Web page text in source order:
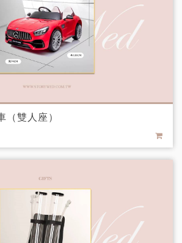
（雙人座）